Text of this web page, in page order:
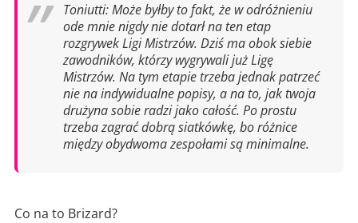
Toniutti: Może byłby to fakt, że w odróżnieniu
ode mnie nigdy nie dotarł na ten etap
rozgrywek Ligi Mistrzów. Dziś ma obok siebie
zawodników, którzy wygrywali już Ligę
Mistrzów. Na tym etapie trzeba jednak patrzeć
nie na indywidualne popisy, a na to, jak twoja
drużyna sobie radzi jako całość. Po prostu
trzeba zagrać dobrą siatkówkę, bo różnice
między obydwoma zespołami są minimalne.
Co na to Brizard?